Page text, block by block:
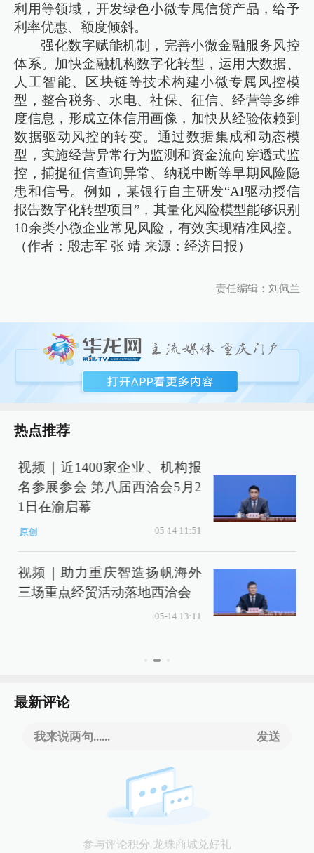
利用等领域，开发绿色小微专属信贷产品，给予
利率优惠、额度倾斜。
强化数字赋能机制，完善小微金融服务风控
体系。加快金融机构数字化转型，运用大数据、
人工智能、区块链等技术构建小微专属风控模
型，整合税务、水电、社保、征信、经营等多维
度信息，形成立体信用画像，加快从经验依赖到
数据驱动风控的转变。通过数据集成和动态模
型，实施经营异常行为监测和资金流向穿透式监
控，捕捉征信查询异常、纳税中断等早期风险隐
患和信号。例如，某银行自主研发“AI驱动授信
报告数字化转型项目”，其量化风险模型能够识别
10余类小微企业常见风险，有效实现精准风控。
（作者：殷志军 张 靖 来源：经济日报）
责任编辑：刘佩兰
热点推荐
视频｜近1400家企业、机构报
名参展参会 第八届西洽会5月2
1日在渝启幕
原创 05-14 11:51
视频｜助力重庆智造扬帆海外
三场重点经贸活动落地西洽会
05-14 13:11
最新评论
我来说两句...... 发送
参与评论积分 龙珠商城兑好礼